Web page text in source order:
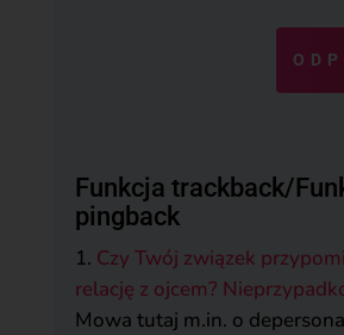
Funkcja trackback/
pingback
Czy Twój związek
relację z ojcem?
Mowa tutaj m.in. o